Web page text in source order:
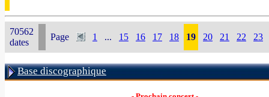
70562
dates
Page 1 ... 15 16 17 18 19 20 21 22 23
Base discographique